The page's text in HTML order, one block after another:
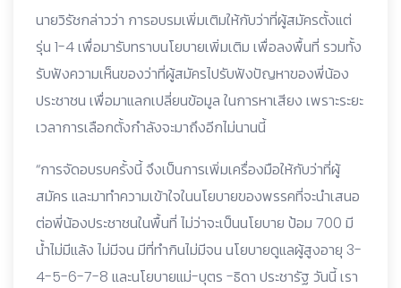
นายวิรัชกล่าวว่า การอบรมเพิ่มเติมให้กับว่าที่ผู้สมัครตั้งแต่
รุ่น 1-4 เพื่อมารับทราบนโยบายเพิ่มเติม เพื่อลงพื้นที่ รวมทั้ง
รับฟังความเห็นของว่าที่ผู้สมัครไปรับฟังปัญหาของพี่น้อง
ประชาชน เพื่อมาแลกเปลี่ยนข้อมูล ในการหาเสียง เพราะระยะ
เวลาการเลือกตั้งกำลังจะมาถึงอีกไม่นานนี้
“การจัดอบรบครั้งนี้ จึงเป็นการเพิ่มเครื่องมือให้กับว่าที่ผู้
สมัคร และมาทำความเข้าใจในนโยบายของพรรคที่จะนำเสนอ
ต่อพี่น้องประชาชนในพื้นที่ ไม่ว่าจะเป็นนโยบาย ป้อม 700 มี
น้ำไม่มีแล้ง ไม่มีจน มีที่ทำกินไม่มีจน นโยบายดูแลผู้สูงอายุ 3-
4-5-6-7-8 และนโยบายแม่-บุตร -ธิดา ประชารัฐ วันนี้ เรา